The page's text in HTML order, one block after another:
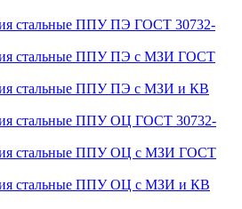
стальные ППУ ПЭ ГОСТ 30732-
стальные ППУ ПЭ с МЗИ ГОСТ
стальные ППУ ПЭ с МЗИ и КВ
стальные ППУ ОЦ ГОСТ 30732-
стальные ППУ ОЦ с МЗИ ГОСТ
стальные ППУ ОЦ с МЗИ и КВ